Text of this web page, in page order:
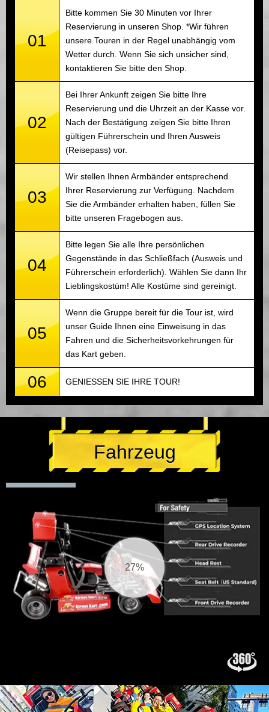
01
Bitte kommen Sie 30 Minuten vor Ihrer
Reservierung in unseren Shop. *Wir führen
unsere Touren in der Regel unabhängig vom
Wetter durch. Wenn Sie sich unsicher sind,
kontaktieren Sie bitte den Shop.
02
Bei Ihrer Ankunft zeigen Sie bitte Ihre
Reservierung und die Uhrzeit an der Kasse vor.
Nach der Bestätigung zeigen Sie bitte Ihren
gültigen Führerschein und Ihren Ausweis
(Reisepass) vor.
03
Wir stellen Ihnen Armbänder entsprechend
Ihrer Reservierung zur Verfügung. Nachdem
Sie die Armbänder erhalten haben, füllen Sie
bitte unseren Fragebogen aus.
04
Bitte legen Sie alle Ihre persönlichen
Gegenstände in das Schließfach (Ausweis und
Führerschein erforderlich). Wählen Sie dann Ihr
Lieblingskostüm! Alle Kostüme sind gereinigt.
05
Wenn die Gruppe bereit für die Tour ist, wird
unser Guide Ihnen eine Einweisung in das
Fahren und die Sicherheitsvorkehrungen für
das Kart geben.
06 GENIESSEN SIE IHRE TOUR!
Fahrzeug
27%